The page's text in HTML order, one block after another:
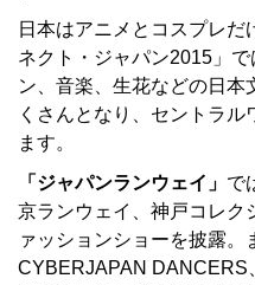
日本はアニメとコスプレだ
ネクト・ジャパン2015」
ン、音楽、生花などの日
くさんとなり、セントラル
ます。
「ジャパンランウェイ」 で
京ランウェイ、神戸コレク
ァッションショーを披露。
CYBERJAPAN DANCERS